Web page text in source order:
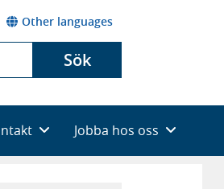
Other languages
Sök
Jobba hos oss